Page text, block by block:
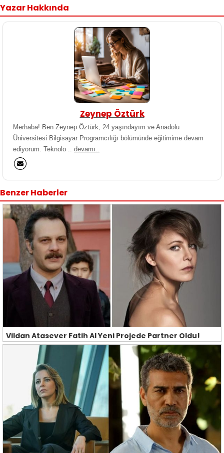
Yazar Hakkında
Zeynep Öztürk
Merhaba! Ben Zeynep Öztürk, 24 yaşındayım ve Anadolu
Üniversitesi Bilgisayar Programcılığı bölümünde eğitimime devam
ediyorum. Teknolo .. devamı..
Benzer Haberler
Vildan Atasever Fatih Al Yeni Projede Partner Oldu!